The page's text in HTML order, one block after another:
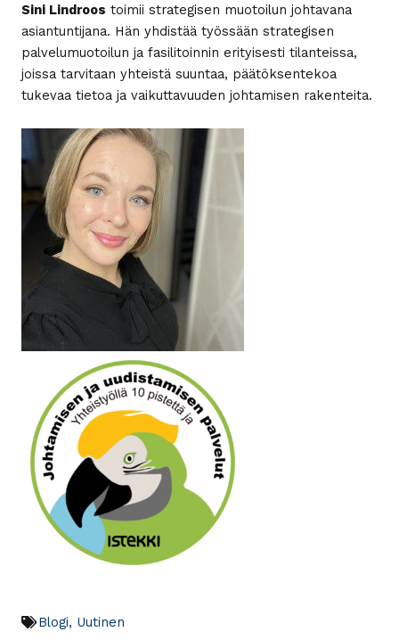
Sini Lindroos toimii strategisen muotoilun johtavana
asiantuntijana. Hän yhdistää työssään strategisen
palvelumuotoilun ja fasilitoinnin erityisesti tilanteissa,
joissa tarvitaan yhteistä suuntaa, päätöksentekoa
tukevaa tietoa ja vaikuttavuuden johtamisen rakenteita.
Blogi, Uutinen